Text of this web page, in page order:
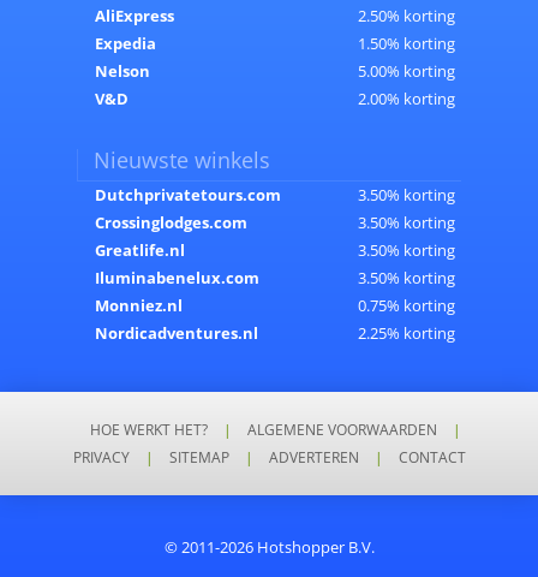
AliExpress
2.50% korting
Expedia
1.50% korting
Nelson
5.00% korting
V&D
2.00% korting
Nieuwste winkels
Dutchprivatetours.com
3.50% korting
Crossinglodges.com
3.50% korting
Greatlife.nl
3.50% korting
Iluminabenelux.com
3.50% korting
Monniez.nl
0.75% korting
Nordicadventures.nl
2.25% korting
HOE WERKT HET? | ALGEMENE VOORWAARDEN
|
PRIVACY
| SITEMAP | ADVERTEREN | CONTACT
© 2011-2026 Hotshopper B.V.